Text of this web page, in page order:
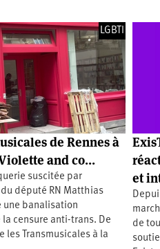
Europe
Moyen-
Orient
Océanie
LGBTI
de Rennes à
and co…
suscitée par
député RN Matthias
une banalisation
censure anti-trans. De
les Transmusicales à la
et
de